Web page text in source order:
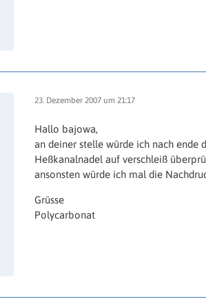
23. Dezember 2007 um 21:17
Hallo bajowa,
an deiner stelle würde ich nach ende
Heßkanalnadel auf verschleiß
ansonsten würde ich mal die
Grüsse
Polycarbonat